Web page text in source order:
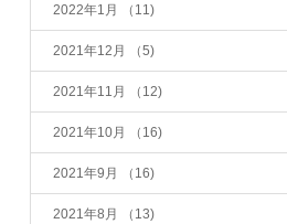
2022年1月 （11)
2021年12月 （5)
2021年11月 （12)
2021年10月 （16)
2021年9月 （16)
2021年8月 （13)